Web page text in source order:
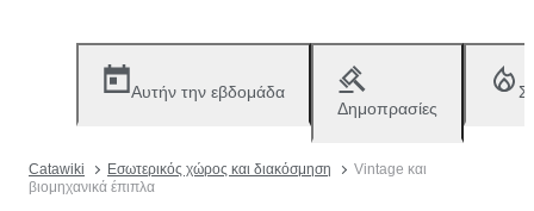
Αυτήν την εβδομάδα
Δημοπρασίες
Catawiki Εσωτερικός χώρος και διακόσμηση
Vintage και
βιομηχανικά έπιπλα